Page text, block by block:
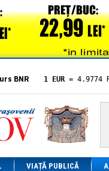
BNR 1 EUR = 4.9774
= 5.8304
1 XAU= 464.4611
1 AED= 1.1933
1 AUD= 2.7957
1 BGN= 2.5449
1 CAD= 3.1559
VIAȚĂ PUBLICĂ